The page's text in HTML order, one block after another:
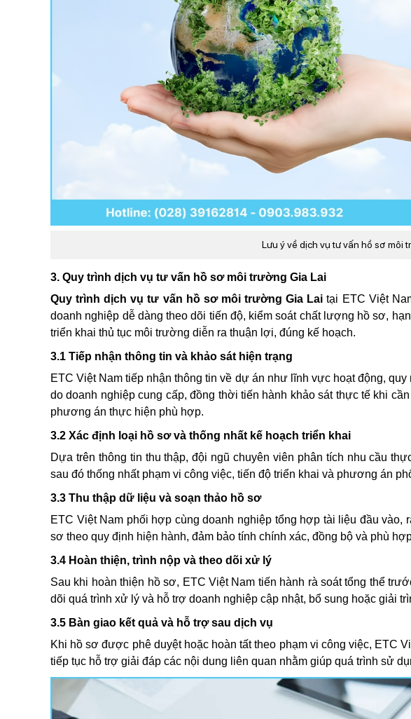
Lưu ý về dịch vụ tư vấn hồ sơ môi
3. Quy trình dịch vụ tư vấn hồ sơ môi trường Gia Lai
Quy trình dịch vụ tư vấn hồ sơ môi trường Gia Lai tại ETC Việt
doanh nghiệp dễ dàng theo dõi tiến độ, kiểm soát chất lượng hồ sơ,
triển khai thủ tục môi trường diễn ra thuận lợi, đúng kế hoạch.
3.1 Tiếp nhận thông tin và khảo sát hiện trạng
ETC Việt Nam tiếp nhận thông tin về dự án như lĩnh vực hoạt động,
do doanh nghiệp cung cấp, đồng thời tiến hành khảo sát thực tế khi
phương án thực hiện phù hợp.
3.2 Xác định loại hồ sơ và thống nhất kế hoạch triển khai
Dựa trên thông tin thu thập, đội ngũ chuyên viên phân tích nhu cầu
sau đó thống nhất phạm vi công việc, tiến độ triển khai và phương án
3.3 Thu thập dữ liệu và soạn thảo hồ sơ
ETC Việt Nam phối hợp cùng doanh nghiệp tổng hợp tài liệu đầu vào,
sơ theo quy định hiện hành, đảm bảo tính chính xác, đồng bộ và phù
3.4 Hoàn thiện, trình nộp và theo dõi xử lý
Sau khi hoàn thiện hồ sơ, ETC Việt Nam tiến hành rà soát tổng thể
dõi quá trình xử lý và hỗ trợ doanh nghiệp cập nhật, bổ sung hoặc giải
3.5 Bàn giao kết quả và hỗ trợ sau dịch vụ
Khi hồ sơ được phê duyệt hoặc hoàn tất theo phạm vi công việc, ETC
tiếp tục hỗ trợ giải đáp các nội dung liên quan nhằm giúp quá trình sử